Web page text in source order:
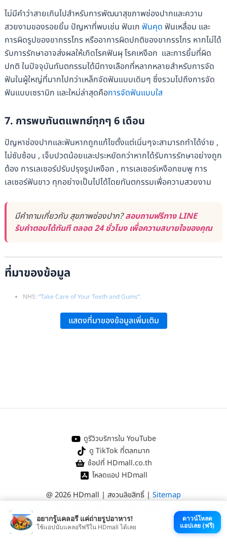
ไม่มีคำว่าสายเกินไปสำหรับการพัฒนาสุขภาพช่องปากและความ
สวยงามของรอยยิ้ม ปัญหาที่พบเช่น ฟันเก ฟันคุด ฟันเหลื่อม และ
การผิดรูปของขากรรไกร หรืออาการผิดปกติของขากรรไกร หากไม่ได้
รับการรักษาอาจส่งผลให้เกิดโรคฟันผุ โรคเหงือก และการยิ้มที่ผิด
ปกติ ในปัจจุบันทันตกรรมได้มีทางเลือกที่หลากหลายสำหรับการจัด
ฟันในผู้ใหญ่ที่มากไปกว่าเหล็กจัดฟันแบบเดิมๆ ซึ่งรวมไปถึงการจัด
ฟันแบบเซรามิก และใหม่ล่าสุดคือการจัดฟันแบบใส
7. การพบทันตแพทย์ทุกๆ 6 เดือน
ปัญหาช่องปากและฟันหากถูกแก้ไขตั้งแต่เนิ่นๆจะสามารถทำได้ง่าย ,
ไม่ซับซ้อน , เจ็บปวดน้อยและประหยัดกว่าหากได้รับการรักษาอย่างถูก
ต้อง การเลเซอร์ปรับปรุงรูปเหงือก , การเลเซอร์เหงือกชมพู การ
เลเซอร์ฟันขาว ทุกอย่างเป็นไปได้โดยทันตกรรมเพื่อความสวยงาม
มีคำถามเกี่ยวกับ สุขภาพช่องปาก?สอบถามฟรีทาง LINE
รับคำตอบได้ทันที ตลอด 24 ชั่วโมง เพื่อความสบายใจของคุณ
ที่มาของข้อมูล
NHS: “Take Care of Your Teeth and Gums”.
Medical News Today:“The 8 Best Practices for Healthy Teeth and
แสดงที่มาของข้อมูลเพิ่มเติม
ดูรีวิวบริการใน YouTube
ดู TikTok ที่ตลกมาก
ช้อปที่ HDmall.co.th
โหลดแอป HDmall
@ 2026 HDmall | สงวนลิขสิทธิ์ | Sitemap
หาคลินิกใกล้บ้าน ตรวจสุขภาพทั่วไป
อยากรู้แคลอรี แค่ถ่ายรูปอาหาร!
ใช้แอปนับแคลอรีฟรีใน HDmall ได้เลย
ดาวน์โหลด
แอปเลย (ฟรี)